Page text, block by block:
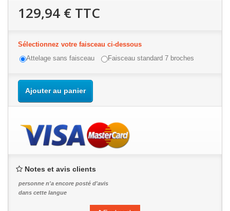
129,94 € TTC
Sélectionnez votre faisceau ci-dessous
Attelage sans faisceau
Faisceau standard 7 broches
Ajouter au panier
Notes et avis clients
personne n'a encore posté d'avis
dans cette langue